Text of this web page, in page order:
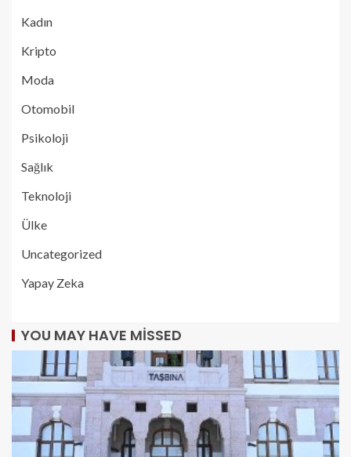
Kadın
Kripto
Moda
Otomobil
Psikoloji
Sağlık
Teknoloji
Ülke
Uncategorized
Yapay Zeka
YOU MAY HAVE MISSED